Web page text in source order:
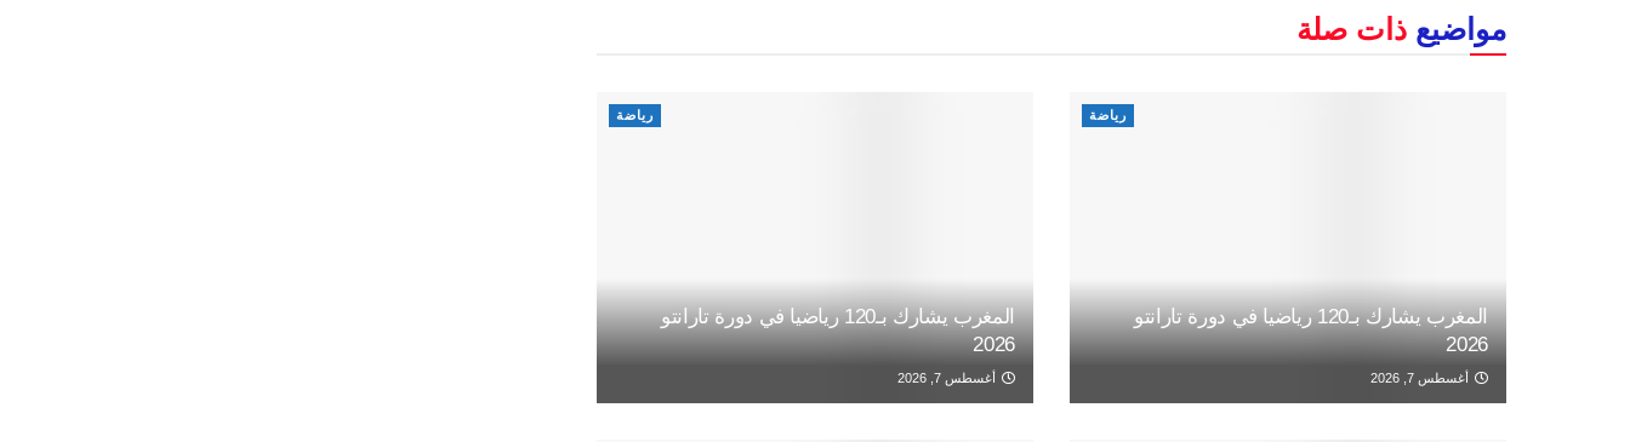
مواضيع ذات صلة
رياضة
المغرب يشارك بـ120 رياضيا في دورة تارانتو
2026
أغسطس 7, 2026
رياضة
المغرب يشارك بـ120 رياضيا في دورة تارانتو
2026
أغسطس 7, 2026